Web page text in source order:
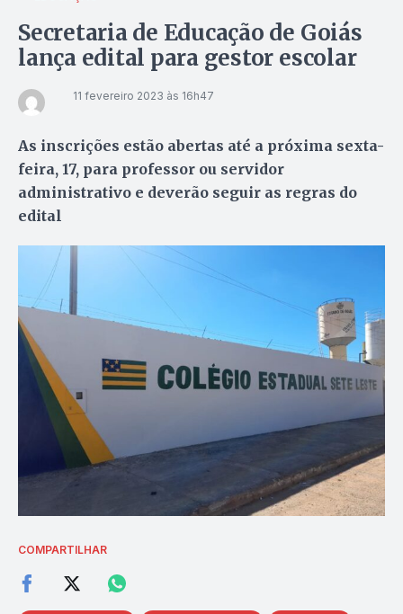
Secretaria de Educação de Goiás
lança edital para gestor escolar
11 fevereiro 2023 às 16h47
As inscrições estão abertas até a próxima sexta-
feira, 17, para professor ou servidor
administrativo e deverão seguir as regras do
edital
COMPARTILHAR